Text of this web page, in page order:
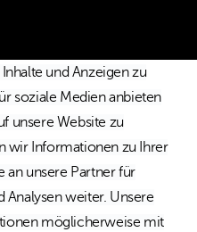
und Anzeigen zu
soziale Medien anbieten
unsere Website zu
wir Informationen zu Ihrer
an unsere Partner für
Analysen weiter. Unsere
möglicherweise mit